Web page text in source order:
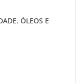
ÓLEOS E